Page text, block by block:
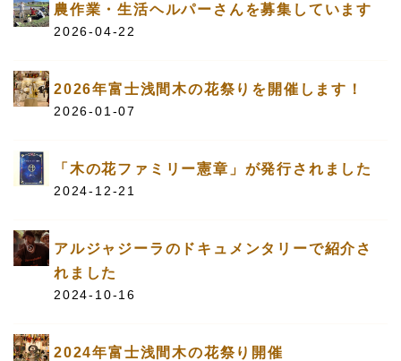
農作業・生活ヘルパーさんを募集しています
2026-04-22
2026年富士浅間木の花祭りを開催します！
2026-01-07
「木の花ファミリー憲章」が発行されました
2024-12-21
アルジャジーラのドキュメンタリーで紹介さ
れました
2024-10-16
2024年富士浅間木の花祭り開催